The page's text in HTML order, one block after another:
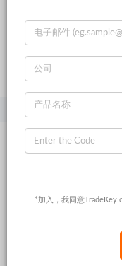
*加入，我同意
产品